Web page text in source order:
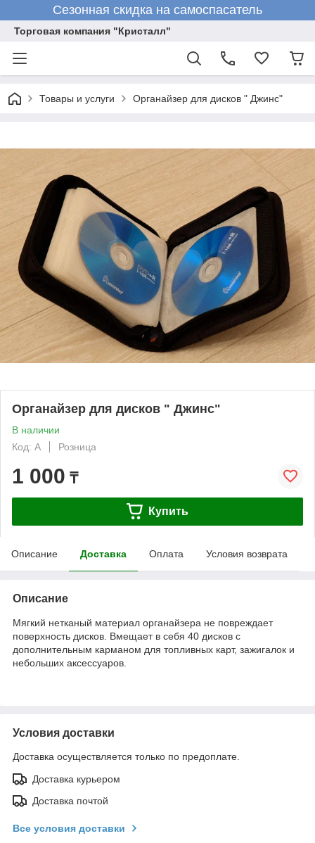
Сезонная скидка на самоспасатель
Торговая компания "Кристалл"
Товары и услуги Органайзер для дисков " Джинс"
Органайзер для дисков " Джинс"
В наличии
Код: А
Розница
1 000 ₸
Купить
Описание Доставка Оплата Условия возврата
Описание
Мягкий нетканый материал органайзера не повреждает
поверхность дисков. Вмещает в себя 40 дисков с
дополнительным карманом для топливных карт, зажигалок и
небольших аксессуаров.
Условия доставки
Доставка осуществляется только по предоплате.
Доставка курьером
Доставка почтой
Все условия доставки